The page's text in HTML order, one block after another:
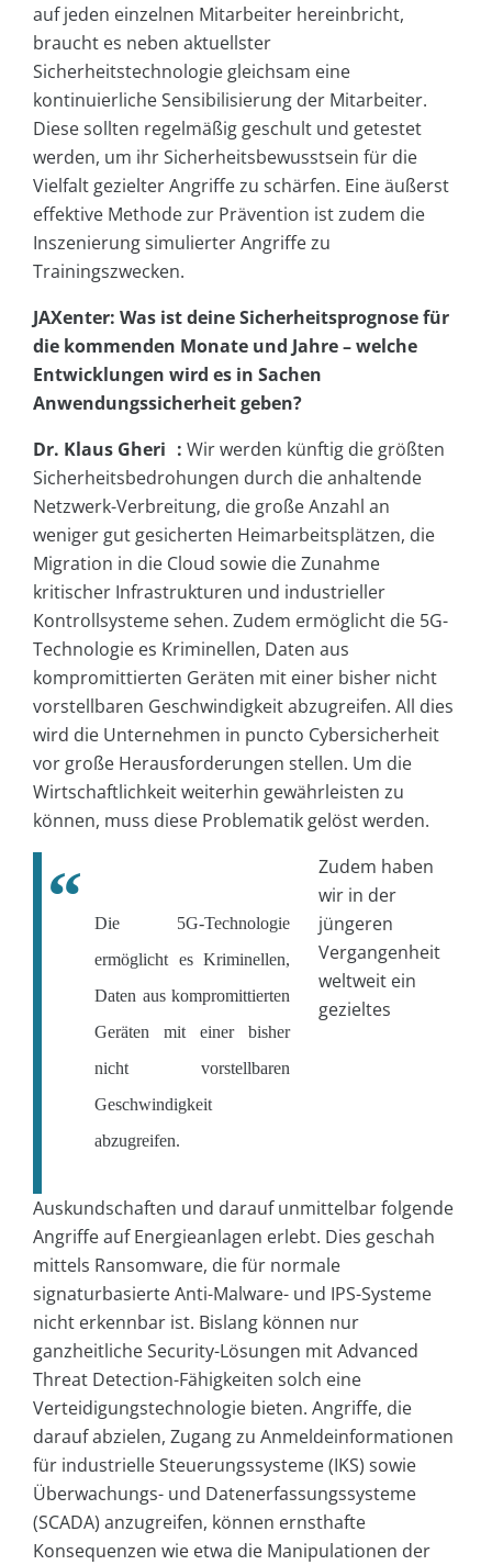
auf jeden einzelnen Mitarbeiter hereinbricht,
braucht es neben aktuellster
Sicherheitstechnologie gleichsam eine
kontinuierliche Sensibilisierung der Mitarbeiter.
Diese sollten regelmäßig geschult und getestet
werden, um ihr Sicherheitsbewusstsein für die
Vielfalt gezielter Angriffe zu schärfen. Eine äußerst
effektive Methode zur Prävention ist zudem die
Inszenierung simulierter Angriffe zu
Trainingszwecken.
JAXenter: Was ist deine Sicherheitsprognose für
die kommenden Monate und Jahre – welche
Entwicklungen wird es in Sachen
Anwendungssicherheit geben?
Dr. Klaus Gheri : Wir werden künftig die größten
Sicherheitsbedrohungen durch die anhaltende
Netzwerk-Verbreitung, die große Anzahl an
weniger gut gesicherten Heimarbeitsplätzen, die
Migration in die Cloud sowie die Zunahme
kritischer Infrastrukturen und industrieller
Kontrollsysteme sehen. Zudem ermöglicht die 5G-
Technologie es Kriminellen, Daten aus
kompromittierten Geräten mit einer bisher nicht
vorstellbaren Geschwindigkeit abzugreifen. All dies
wird die Unternehmen in puncto Cybersicherheit
vor große Herausforderungen stellen. Um die
Wirtschaftlichkeit weiterhin gewährleisten zu
können, muss diese Problematik gelöst werden.
Die 5G-Technologie
ermöglicht es Kriminellen,
Daten aus kompromittierten
Geräten mit einer bisher
nicht vorstellbaren
Geschwindigkeit
abzugreifen.
Zudem haben
wir in der
jüngeren
Vergangenheit
weltweit ein
gezieltes
Auskundschaften und darauf unmittelbar folgende
Angriffe auf Energieanlagen erlebt. Dies geschah
mittels Ransomware, die für normale
signaturbasierte Anti-Malware- und IPS-Systeme
nicht erkennbar ist. Bislang können nur
ganzheitliche Security-Lösungen mit Advanced
Threat Detection-Fähigkeiten solch eine
Verteidigungstechnologie bieten. Angriffe, die
darauf abzielen, Zugang zu Anmeldeinformationen
für industrielle Steuerungssysteme (IKS) sowie
Überwachungs- und Datenerfassungssysteme
(SCADA) anzugreifen, können ernsthafte
Konsequenzen wie etwa die Manipulationen der